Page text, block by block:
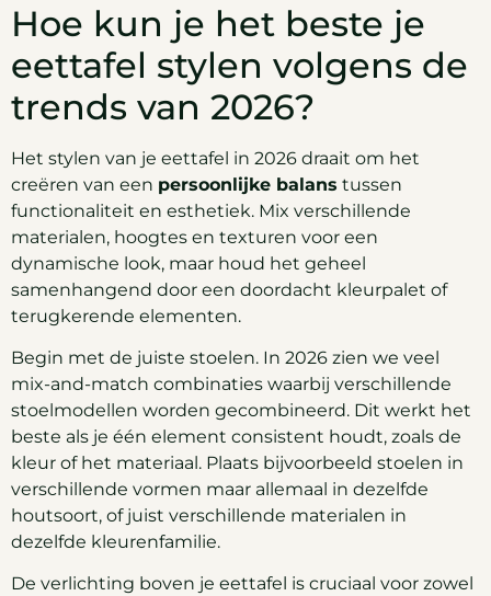
Hoe kun je het beste je
eettafel stylen volgens de
trends van 2026?
Het stylen van je eettafel in 2026 draait om het
creëren van een persoonlijke balans tussen
functionaliteit en esthetiek. Mix verschillende
materialen, hoogtes en texturen voor een
dynamische look, maar houd het geheel
samenhangend door een doordacht kleurpalet of
terugkerende elementen.
Begin met de juiste stoelen. In 2026 zien we veel
mix-and-match combinaties waarbij verschillende
stoelmodellen worden gecombineerd. Dit werkt het
beste als je één element consistent houdt, zoals de
kleur of het materiaal. Plaats bijvoorbeeld stoelen in
verschillende vormen maar allemaal in dezelfde
houtsoort, of juist verschillende materialen in
dezelfde kleurenfamilie.
De verlichting boven je eettafel is cruciaal voor zowel